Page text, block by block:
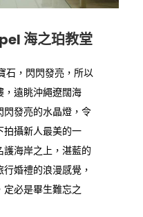
海之珀教堂
，閃閃發亮，所以
，遠眺沖繩遼闊海
發亮的水晶燈，令
拍攝新人最美的一
海岸之上，湛藍的
婚禮的浪漫感覺，
定必是畢生難忘之